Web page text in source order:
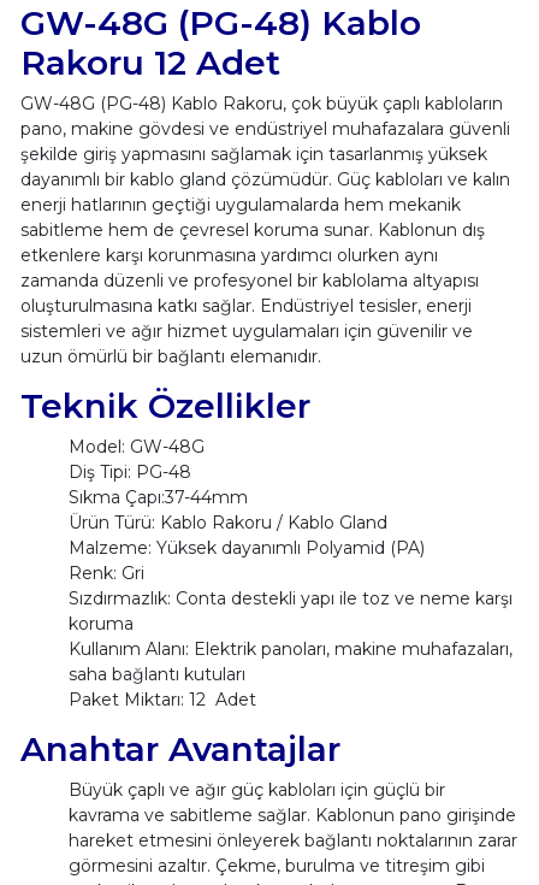
GW-48G (PG-48) Kablo
Rakoru 12 Adet
GW-48G (PG-48) Kablo Rakoru, çok büyük çaplı kabloların
pano, makine gövdesi ve endüstriyel muhafazalara güvenli
şekilde giriş yapmasını sağlamak için tasarlanmış yüksek
dayanımlı bir kablo gland çözümüdür. Güç kabloları ve kalın
enerji hatlarının geçtiği uygulamalarda hem mekanik
sabitleme hem de çevresel koruma sunar. Kablonun dış
etkenlere karşı korunmasına yardımcı olurken aynı
zamanda düzenli ve profesyonel bir kablolama altyapısı
oluşturulmasına katkı sağlar. Endüstriyel tesisler, enerji
sistemleri ve ağır hizmet uygulamaları için güvenilir ve
uzun ömürlü bir bağlantı elemanıdır.
Teknik Özellikler
Model: GW-48G
Diş Tipi: PG-48
Sıkma Çapı:37-44mm
Ürün Türü: Kablo Rakoru / Kablo Gland
Malzeme: Yüksek dayanımlı Polyamid (PA)
Renk: Gri
Sızdırmazlık: Conta destekli yapı ile toz ve neme karşı
koruma
Kullanım Alanı: Elektrik panoları, makine muhafazaları,
saha bağlantı kutuları
Paket Miktarı: 12 Adet
Anahtar Avantajlar
Büyük çaplı ve ağır güç kabloları için güçlü bir
kavrama ve sabitleme sağlar. Kablonun pano girişinde
hareket etmesini önleyerek bağlantı noktalarının zarar
görmesini azaltır. Çekme, burulma ve titreşim gibi